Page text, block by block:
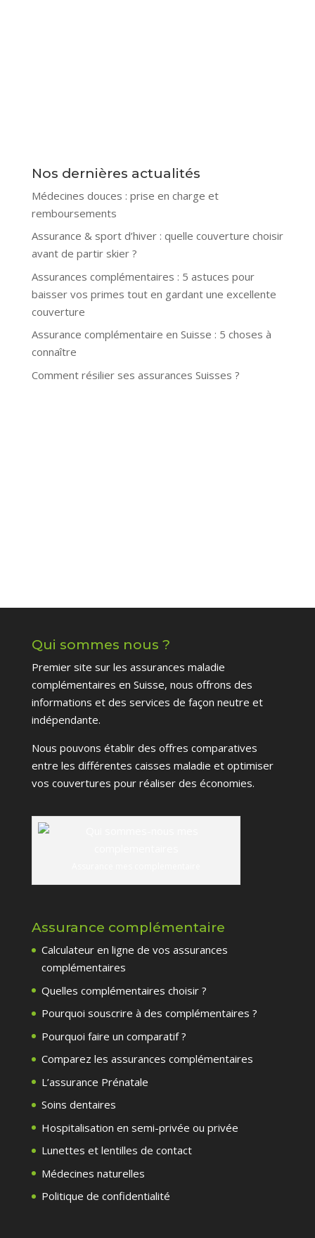
Nos dernières actualités
Médecines douces : prise en charge et
remboursements
Assurance & sport d’hiver : quelle couverture choisir
avant de partir skier ?
Assurances complémentaires : 5 astuces pour
baisser vos primes tout en gardant une excellente
couverture
Assurance complémentaire en Suisse : 5 choses à
connaître
Comment résilier ses assurances Suisses ?
Qui sommes nous ?
Premier site sur les assurances maladie
complémentaires en Suisse, nous offrons des
informations et des services de façon neutre et
indépendante.
Nous pouvons établir des offres comparatives
entre les différentes caisses maladie et optimiser
vos couvertures pour réaliser des économies.
Assurance complémentaire
Calculateur en ligne de vos assurances
complémentaires
Quelles complémentaires choisir ?
Pourquoi souscrire à des complémentaires ?
Pourquoi faire un comparatif ?
Comparez les assurances complémentaires
L’assurance Prénatale
Soins dentaires
Hospitalisation en semi-privée ou privée
Lunettes et lentilles de contact
Médecines naturelles
Politique de confidentialité